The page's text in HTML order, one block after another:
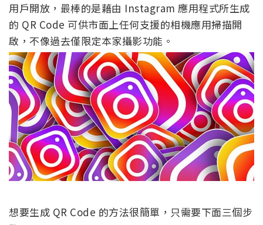
用戶開放，最棒的是藉由 Instagram 應用程式所生成
的 QR Code 可供市面上任何支援的相機應用掃描開
啟，不像過去僅限定本家攝影功能。
想要生成 QR Code 的方法很簡單，只需要下面三個步